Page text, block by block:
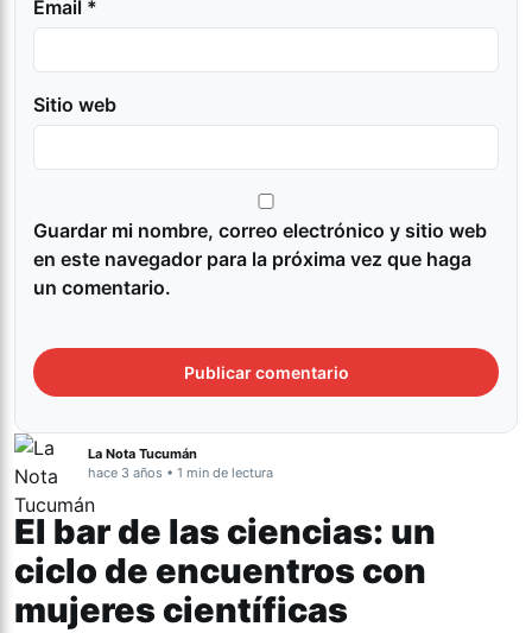
Email *
Sitio web
Guardar mi nombre, correo electrónico y sitio web
en este navegador para la próxima vez que haga
un comentario.
La Nota Tucumán
hace 3 años • 1 min de lectura
El bar de las ciencias: un
ciclo de encuentros con
mujeres científicas